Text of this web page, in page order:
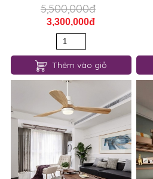
5,500,000đ
3,300,000đ
Thêm vào giỏ